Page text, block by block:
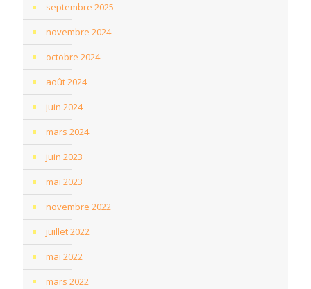
septembre 2025
novembre 2024
octobre 2024
août 2024
juin 2024
mars 2024
juin 2023
mai 2023
novembre 2022
juillet 2022
mai 2022
mars 2022